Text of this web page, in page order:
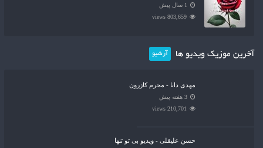
1 سال پیش
803,659 views
آخرین موزیک ویدیو ها آرشیو
مهدی دانا - محرم کازرون
3 هفته پیش
210,701 views
حسن علیقلی - ویدیو بی تو تنها